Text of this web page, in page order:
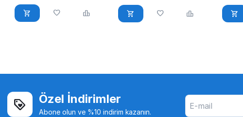
Özel İndirimler
Abone olun ve %10 indirim kazanın.